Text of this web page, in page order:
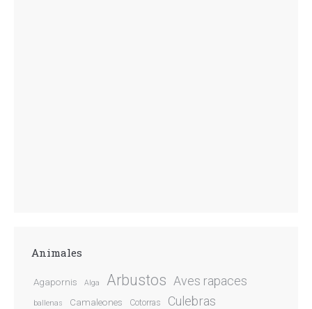
Animales
Agapornis Alga Arbustos Aves rapaces
ballenas Camaleones Cotorras Culebras